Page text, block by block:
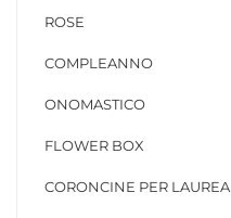
ROSE
COMPLEANNO
ONOMASTICO
FLOWER BOX
CORONCINE PER LAUREA